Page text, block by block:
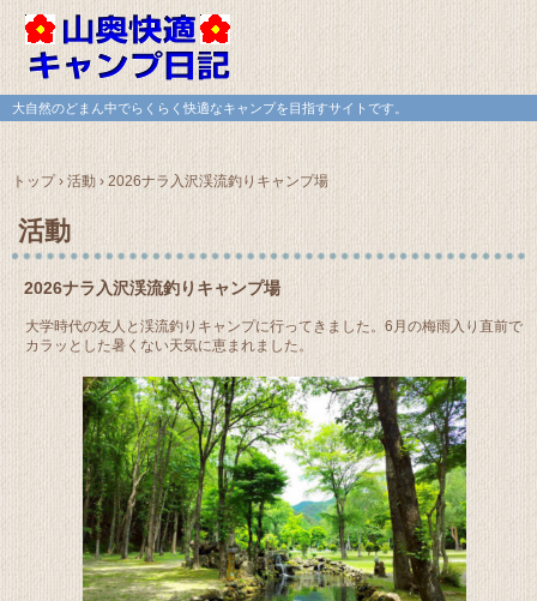
大自然のどまん中でらくらく快適なキャンプを目指すサイトです。
トップ› 活動 › 2026ナラ入沢渓流釣りキャンプ場
活動
2026ナラ入沢渓流釣りキャンプ場
大学時代の友人と渓流釣りキャンプに行ってきました。6月の梅雨入り直前で
カラッとした暑くない天気に恵まれました。